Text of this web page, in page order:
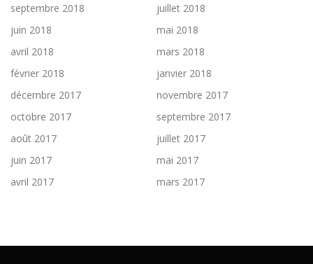
septembre 2018
juillet 2018
juin 2018
mai 2018
avril 2018
mars 2018
février 2018
janvier 2018
décembre 2017
novembre 2017
octobre 2017
septembre 2017
août 2017
juillet 2017
juin 2017
mai 2017
avril 2017
mars 2017